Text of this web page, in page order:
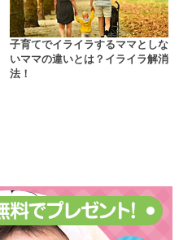
子育てでイライラするママとしな
いママの違いとは？イライラ解消
法！